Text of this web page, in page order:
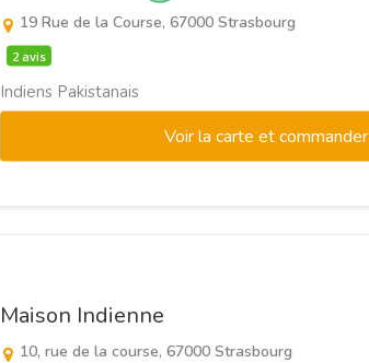
19 Rue de la Course, 67000 Strasbourg
2 avis
Indiens Pakistanais
Voir la carte et commander
Maison Indienne
10, rue de la course, 67000 Strasbourg